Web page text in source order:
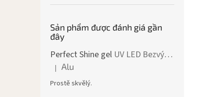
Sản phẩm được đánh giá gần
đây
Perfect Shine gel UV LED Bezvýpotkový lesk
Đánh giá sản phẩm là 5 trên 5 sao.
| Alu
Prostě skvělý.